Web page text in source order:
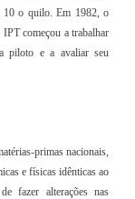
10 o quilo. Em 1982, o
começou a trabalhar
piloto e a avaliar seu
primas nacionais,
e físicas idênticas ao
fazer alterações nas